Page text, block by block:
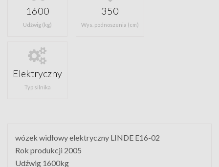
1600
Udźwig (kg)
350
Wys. podnoszenia (cm)
Elektryczny
Typ silnika
wózek widłowy elektryczny LINDE E16-02
Rok produkcji 2005
Udźwig 1600kg